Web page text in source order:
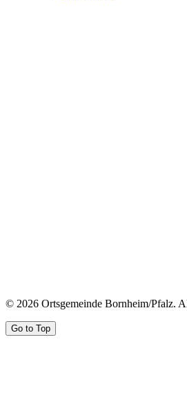
© 2026 Ortsgemeinde Bornheim/Pfalz.
Go to Top